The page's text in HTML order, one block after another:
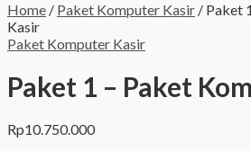
Home / Paket Komputer Kasir / Paket
Kasir
Paket Komputer Kasir
Paket 1 – Paket
Rp10.750.000